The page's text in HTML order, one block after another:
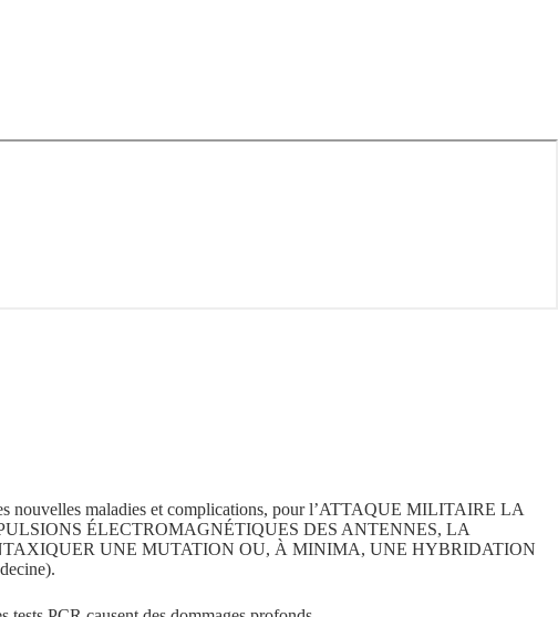
nouvelles maladies et complications, pour l’ATTAQUE MILITAIRE LA
ÉLECTROMAGNÉTIQUES DES ANTENNES, LA
UNE MUTATION OU, À MINIMA, UNE HYBRIDATION